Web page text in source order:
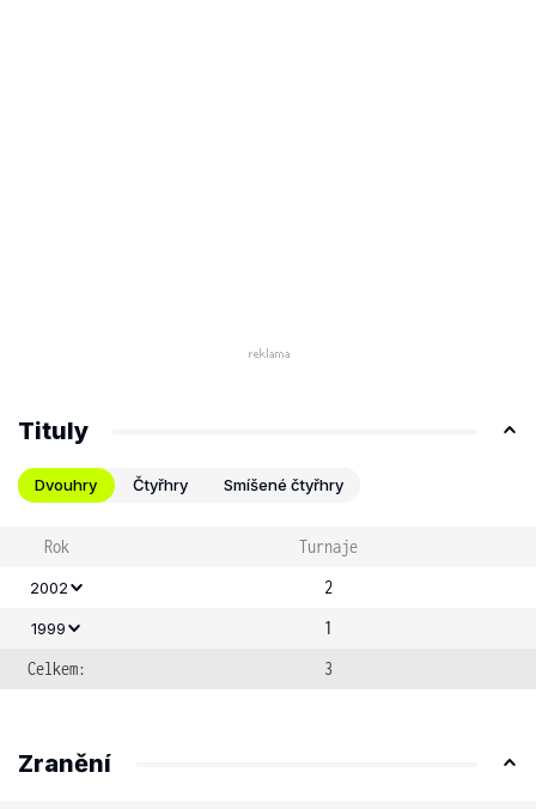
Tituly
Dvouhry Čtyřhry Smíšené čtyřhry
Rok Turnaje
2002 2
1999
1
Celkem:
3
Zranění